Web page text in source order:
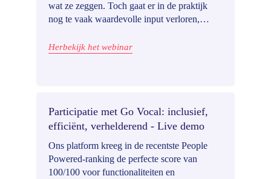
wat ze zeggen. Toch gaat er in de praktijk
nog te vaak waardevolle input verloren,
Dembrane gaan daarom een partnership aan:
Herbekijk het webinar
Participatie met Go Vocal: inclusief,
efficiënt, verhelderend - Live demo
Ons platform kreeg in de recentste People
Powered-ranking de perfecte score van
100/100 voor functionaliteiten en